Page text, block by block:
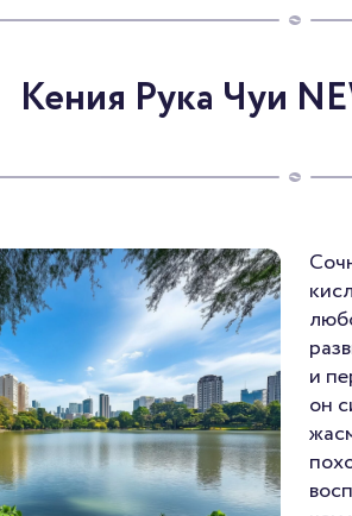
Кения Рука Чуи
и
он